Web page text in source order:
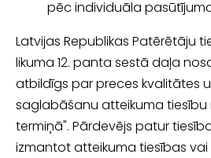
pēc individuāla
Latvijas Republikas Patērētāju
likuma 12. panta sestā daļa
atbildīgs par preces kvalitātes
saglabāšanu atteikuma tiesību
termiņā". Pārdevējs patur
izmantot atteikuma tiesības